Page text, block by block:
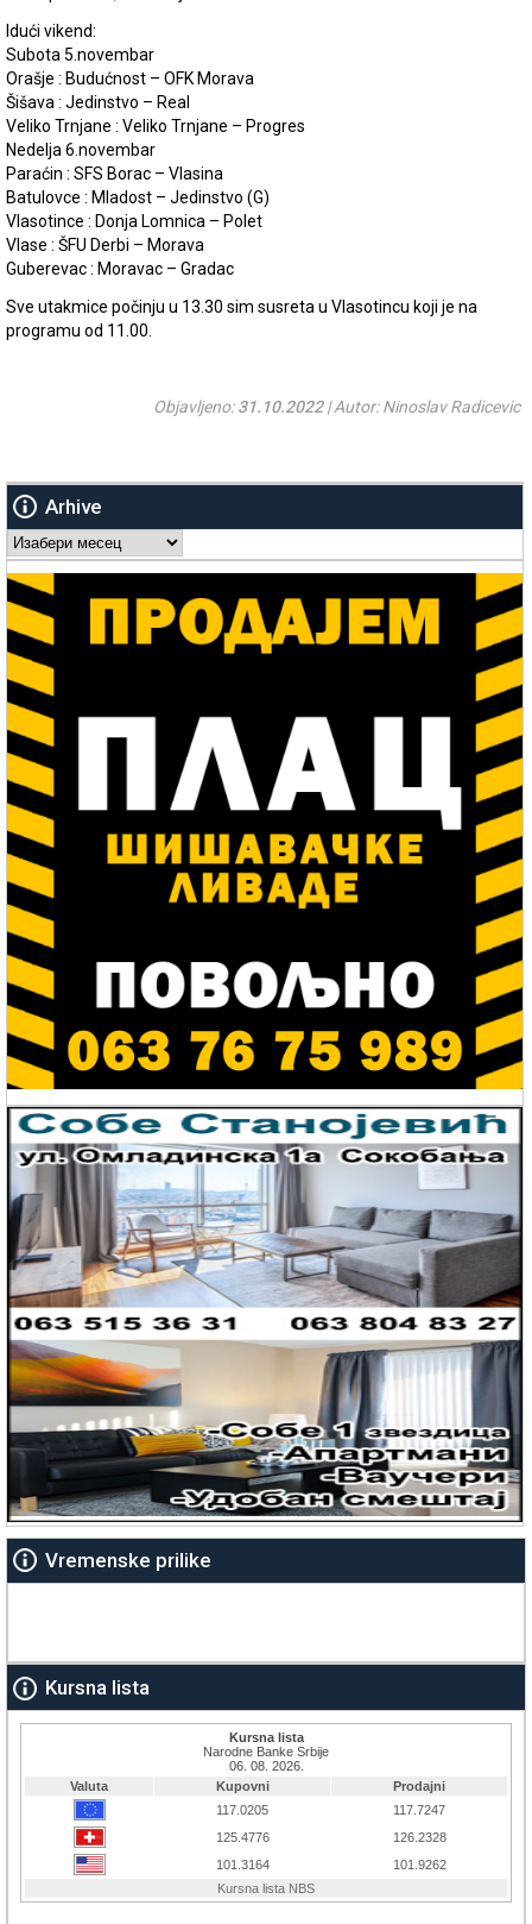
Idući vikend:
Subota 5.novembar
Orašje : Budućnost – OFK Morava
Šišava : Jedinstvo – Real
Veliko Trnjane : Veliko Trnjane – Progres
Nedelja 6.novembar
Paraćin : SFS Borac – Vlasina
Batulovce : Mladost – Jedinstvo (G)
Vlasotince : Donja Lomnica – Polet
Vlase : ŠFU Derbi – Morava
Guberevac : Moravac – Gradac
Sve utakmice počinju u 13.30 sim susreta u Vlasotincu koji je na
programu od 11.00.
Objavljeno:31.10.2022| Autor: Ninoslav Radicevic
Arhive
Arhive
Vremenske prilike
Kursna lista